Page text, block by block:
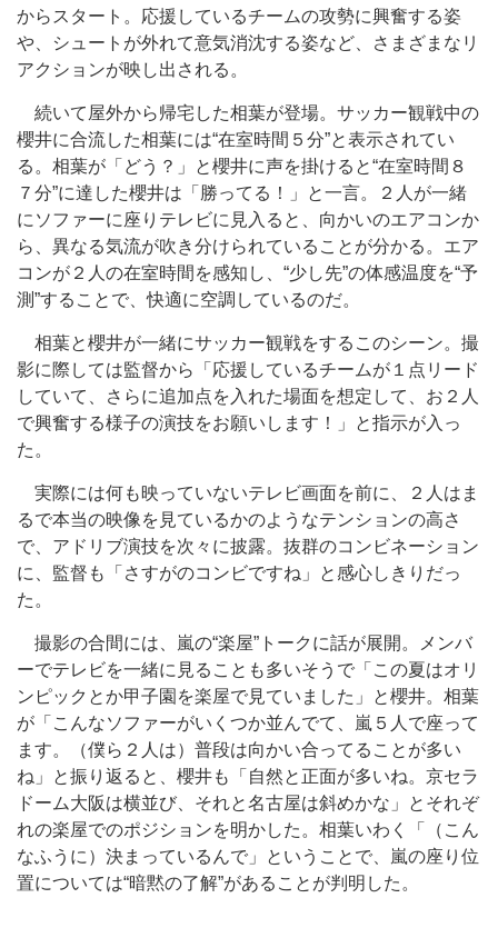
からスタート。応援しているチームの攻勢に興奮する姿
や、シュートが外れて意気消沈する姿など、さまざまなリ
アクションが映し出される。
続いて屋外から帰宅した相葉が登場。サッカー観戦中の
櫻井に合流した相葉には“在室時間５分”と表示されてい
る。相葉が「どう？」と櫻井に声を掛けると“在室時間８
７分”に達した櫻井は「勝ってる！」と一言。２人が一緒
にソファーに座りテレビに見入ると、向かいのエアコンか
ら、異なる気流が吹き分けられていることが分かる。エア
コンが２人の在室時間を感知し、“少し先”の体感温度を“予
測”することで、快適に空調しているのだ。
相葉と櫻井が一緒にサッカー観戦をするこのシーン。撮
影に際しては監督から「応援しているチームが１点リード
していて、さらに追加点を入れた場面を想定して、お２人
で興奮する様子の演技をお願いします！」と指示が入っ
た。
実際には何も映っていないテレビ画面を前に、２人はま
るで本当の映像を見ているかのようなテンションの高さ
で、アドリブ演技を次々に披露。抜群のコンビネーション
に、監督も「さすがのコンビですね」と感心しきりだっ
た。
撮影の合間には、嵐の“楽屋”トークに話が展開。メンバ
ーでテレビを一緒に見ることも多いそうで「この夏はオリ
ンピックとか甲子園を楽屋で見ていました」と櫻井。相葉
が「こんなソファーがいくつか並んでて、嵐５人で座って
ます。（僕ら２人は）普段は向かい合ってることが多い
ね」と振り返ると、櫻井も「自然と正面が多いね。京セラ
ドーム大阪は横並び、それと名古屋は斜めかな」とそれぞ
れの楽屋でのポジションを明かした。相葉いわく「（こん
なふうに）決まっているんで」ということで、嵐の座り位
置については“暗黙の了解”があることが判明した。